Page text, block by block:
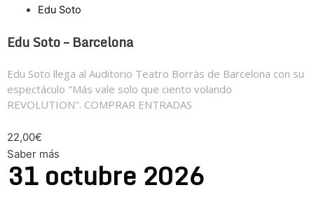
Edu Soto
Edu Soto – Barcelona
Edu Soto llega al Auditorio Teatro Borràs de Barcelona con su
espectáculo "Más vale solo que ciento volando
REVOLUTION". COMPRAR ENTRADAS
22,00€
Saber más
31 octubre 2026